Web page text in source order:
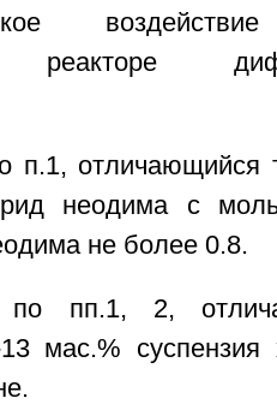
реакторе
п.1, отличающийся
неодима с
не более 0.8.
пп.1, 2,
13 мас.%